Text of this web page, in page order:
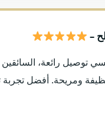
–
توصيل رائعة،
ومريحة. أفضل